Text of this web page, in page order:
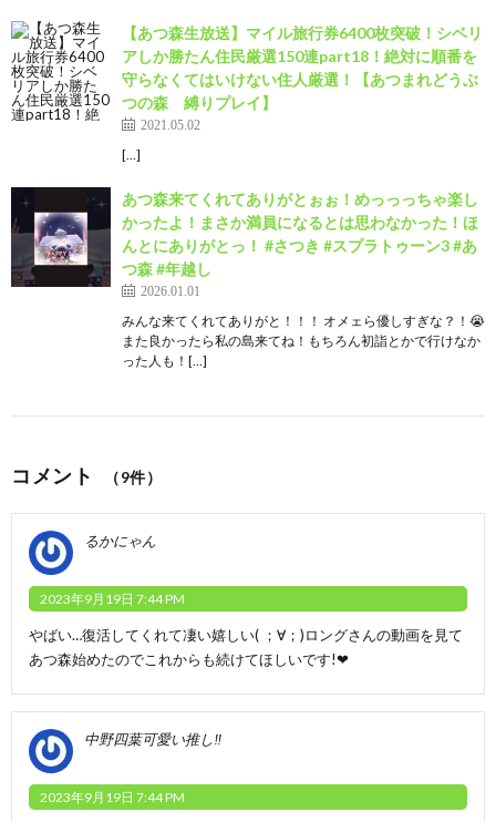
【あつ森生放送】マイル旅行券6400枚突破！シベリ
アしか勝たん住民厳選150連part18！絶対に順番を
守らなくてはいけない住人厳選！【あつまれどうぶ
つの森 縛りプレイ】
2021.05.02
[…]
あつ森来てくれてありがとぉぉ！めっっっちゃ楽し
かったよ！まさか満員になるとは思わなかった！ほ
んとにありがとっ！ #さつき #スプラトゥーン3 #あ
つ森 #年越し
2026.01.01
みんな来てくれてありがと！！！ オメェら優しすぎな？！😭
また良かったら私の島来てね！もちろん初詣とかで行けなか
った人も！[…]
コメント （9件）
るかにゃん
2023年9月19日 7:44 PM
やばい…復活してくれて凄い嬉しい( ；∀；)ロングさんの動画を見て
あつ森始めたのでこれからも続けてほしいです!❤
中野四葉可愛い推し‼️
2023年9月19日 7:44 PM